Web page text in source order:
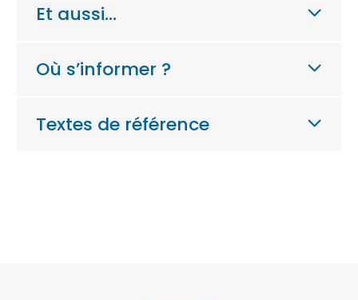
Et aussi…
Où s’informer ?
Textes de référence